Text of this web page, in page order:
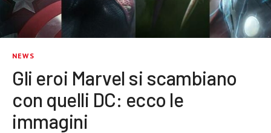
NEWS
Gli eroi Marvel si scambiano
con quelli DC: ecco le
immagini